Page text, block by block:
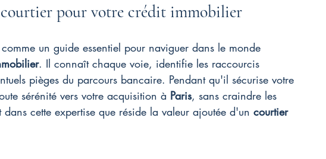
pour votre crédit immobilier
un guide essentiel pour naviguer dans le monde
. Il connaît chaque voie, identifie les raccourcis
pièges du parcours bancaire. Pendant qu'il sécurise votre
sérénité vers votre acquisition à Paris, sans craindre les
cette expertise que réside la valeur ajoutée d'un courtier